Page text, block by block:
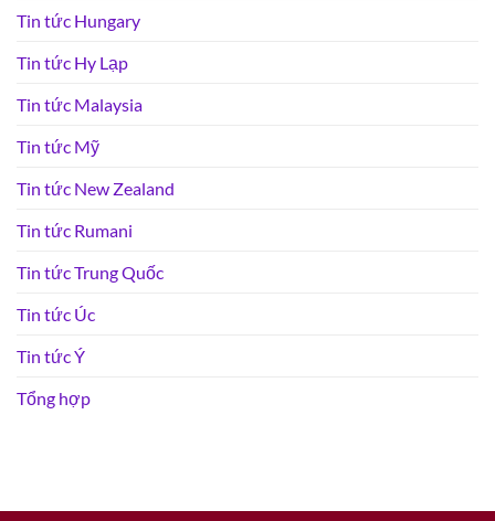
Tin tức Hungary
Tin tức Hy Lạp
Tin tức Malaysia
Tin tức Mỹ
Tin tức New Zealand
Tin tức Rumani
Tin tức Trung Quốc
Tin tức Úc
Tin tức Ý
Tổng hợp